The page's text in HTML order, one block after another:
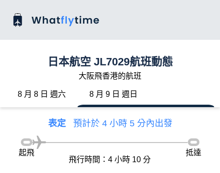
日本航空 JL7029航班動態
大阪飛香港的航班
8 月 8 日 週六 8 月 9 日 週日
表定 預計於 4 小時 5 分內出發
起飛
飛行時間：4 小時 10 分
抵達